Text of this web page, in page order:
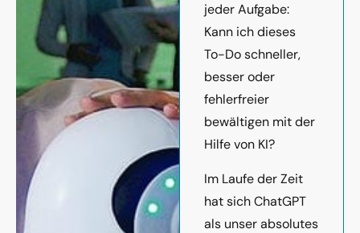
jeder Aufgabe:
Kann ich dieses
To-Do schneller,
besser oder
fehlerfreier
bewältigen mit der
Hilfe von KI?
Im Laufe der Zeit
hat sich ChatGPT
als unser absolutes